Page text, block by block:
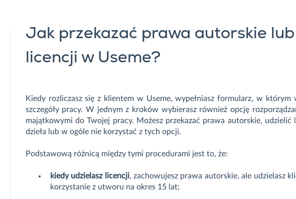
Jak przekazać prawa autorskie
licencji w Useme?
Kiedy rozliczasz się z klientem w Useme, wypełniasz formularz, w którym
szczegóły pracy. W jednym z kroków wybierasz również opcję
majątkowymi do Twojej pracy. Możesz przekazać prawa autorskie, udzielić
dzieła lub w ogóle nie korzystać z tych opcji.
Podstawową różnicą między tymi procedurami jest to, że:
kiedy udzielasz licencji, zachowujesz prawa autorskie, ale udzielasz
korzystanie z utworu na okres 15 lat;